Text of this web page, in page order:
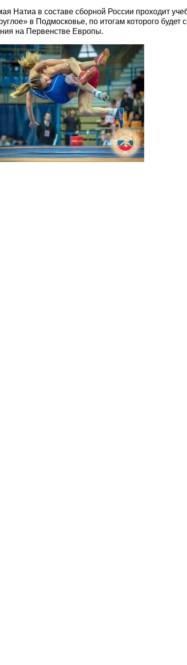
в составе сборной России проходит
в Подмосковье, по итогам которого будет
на Первенстве Европы.